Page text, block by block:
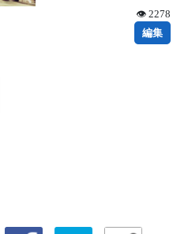
👁 2278
編集